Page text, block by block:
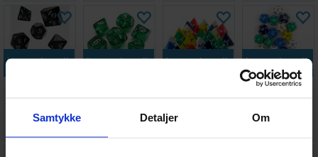
Samtykke Detaljer Om
Legg i handlekurven
Antall på
Legg i handlekurven
Antall på
Legg i handlekurven
10,-
Legg i
RPG Dice D12